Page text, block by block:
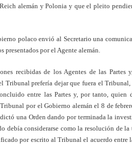
alemán y Polonia y que el pleito
polaco envió al Secretario una
por el Agente alemán.
recibidas de los Agentes de las Partes
Tribunal prefería dejar que fuera el Tribunal,
entre las Partes y, por tanto, quien
por el Gobierno alemán el 8 de
una Orden dando por terminada la
debía considerarse como la resolución de
por escrito al Tribunal el acuerdo entre